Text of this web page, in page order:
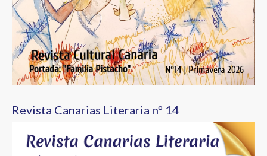
Revista Canarias Literaria nº 14